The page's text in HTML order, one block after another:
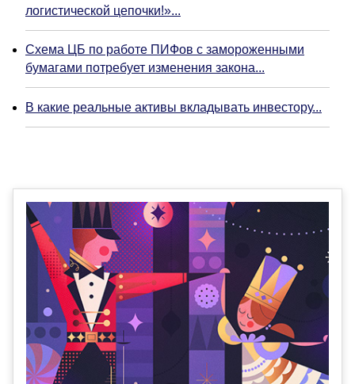
логистической цепочки!»...
Схема ЦБ по работе ПИФов с замороженными
бумагами потребует изменения закона...
В какие реальные активы вкладывать инвестору...